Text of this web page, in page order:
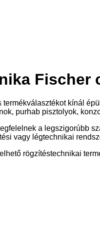
Fischer
kínál
purhab pisztolyok,
a legszigorúbb
vagy légtechnikai
rögzítéstechnikai